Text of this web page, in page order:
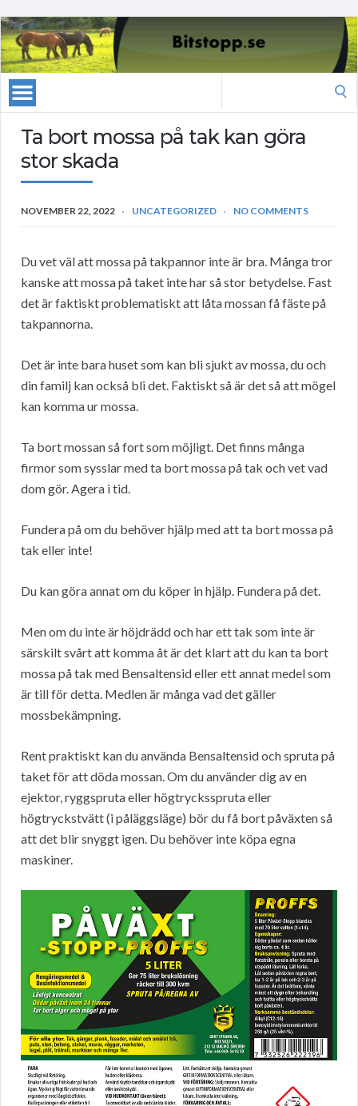
Ta bort mossa på tak kan göra
stor skada
NOVEMBER 22, 2022 UNCATEGORIZED NO COMMENTS
Du vet väl att mossa på takpannor inte är bra. Många tror
kanske att mossa på taket inte har så stor betydelse. Fast
det är faktiskt problematiskt att låta mossan få fäste på
takpannorna.
Det är inte bara huset som kan bli sjukt av mossa, du och
din familj kan också bli det. Faktiskt så är det så att mögel
kan komma ur mossa.
Ta bort mossan så fort som möjligt. Det finns många
firmor som sysslar med ta bort mossa på tak och vet vad
dom gör. Agera i tid.
Fundera på om du behöver hjälp med att ta bort mossa på
tak eller inte!
Du kan göra annat om du köper in hjälp. Fundera på det.
Men om du inte är höjdrädd och har ett tak som inte är
särskilt svårt att komma åt är det klart att du kan ta bort
mossa på tak med Bensaltensid eller ett annat medel som
är till för detta. Medlen är många vad det gäller
mossbekämpning.
Rent praktiskt kan du använda Bensaltensid och spruta på
taket för att döda mossan. Om du använder dig av en
ejektor, ryggspruta eller högtrycksspruta eller
högtryckstvätt (i påläggsläge) bör du få bort påväxten så
att det blir snyggt igen. Du behöver inte köpa egna
maskiner.